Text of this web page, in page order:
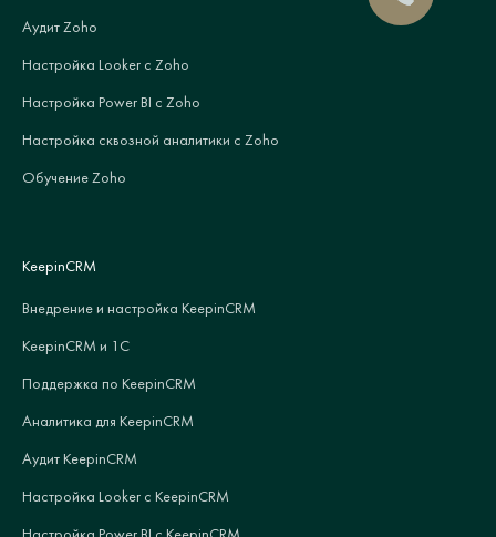
Аудит Zoho
Настройка Looker с Zoho
Настройка Power BI с Zoho
Настройка сквозной аналитики с Zoho
Обучение Zoho
KeepinCRM
Внедрение и настройка KeepinCRM
KeepinCRM и 1С
Поддержка по KeepinCRM
Аналитика для KeepinCRM
Аудит KeepinCRM
Настройка Looker с KeepinCRM